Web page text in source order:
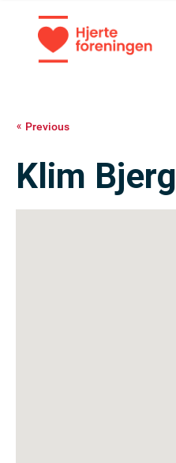
Previous
Klim Bjerg